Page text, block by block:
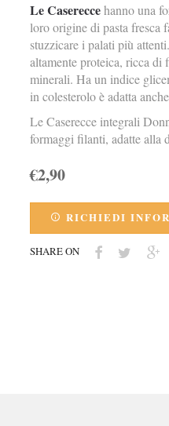
Le Casereccehanno una
loro origine di pasta fresca
stuzzicare i palati più
altamente proteica, ricca di
minerali. Ha un indice
in colesterolo è adatta
Le Caserecce integrali
formaggi filanti, adatte alla
€2,90
RICHIEDI
SHARE ON